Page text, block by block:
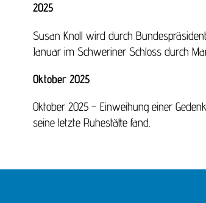
2025
Susan Knoll wird durch
Januar im Schweriner Schloss durch
Oktober 2025
Oktober 2025 – Einweihung einer
seine letzte Ruhestätte fand.